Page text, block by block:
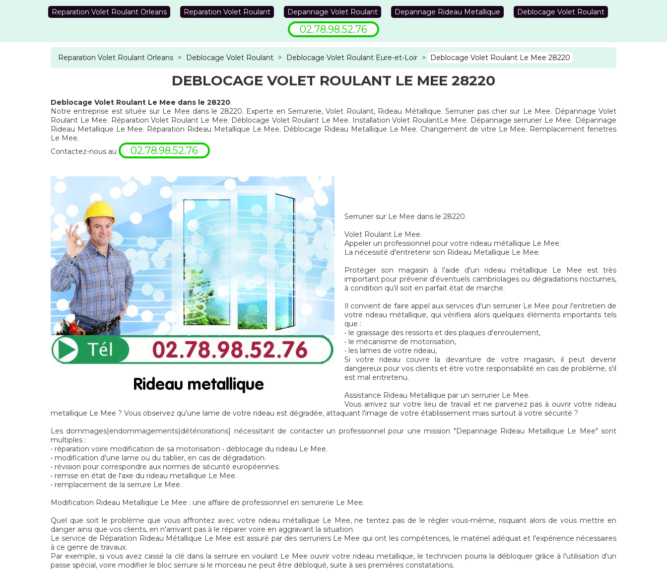
Reparation Volet Roulant Orleans Reparation Volet Roulant Depannage Volet Roulant Depannage Rideau Metallique Deblocage Volet Roulant
02.78.98.52.76
Reparation Volet Roulant Orleans > Deblocage Volet Roulant > Deblocage Volet Roulant Eure-et-Loir > Deblocage Volet Roulant Le Mee 28220
DEBLOCAGE VOLET ROULANT LE MEE 28220
Deblocage Volet Roulant Le Mee dans le 28220.
Notre entreprise est située sur Le Mee dans le 28220. Experte en Serrurerie, Volet Roulant, Rideau Métallique. Serrurier pas cher sur Le Mee. Dépannage Volet
Roulant Le Mee. Réparation Volet Roulant Le Mee. Déblocage Volet Roulant Le Mee. Installation Volet RoulantLe Mee. Dépannage serrurier Le Mee. Dépannage
Rideau Metallique Le Mee. Réparation Rideau Metallique Le Mee. Déblocage Rideau Metallique Le Mee. Changement de vitre Le Mee. Remplacement fenetres
Le Mee.
Contactez-nous au
02.78.98.52.76
Serrurier sur Le Mee dans le 28220.
Volet Roulant Le Mee.
Appeler un professionnel pour votre rideau métallique Le Mee.
La nécessité d'entretenir son Rideau Metallique Le Mee.
Protéger son magasin à l'aide d'un rideau métallique Le Mee est très
important pour prévenir d'éventuels cambriolages ou dégradations nocturnes,
à condition qu'il soit en parfait état de marche.
Il convient de faire appel aux services d'un serrurier Le Mee pour l'entretien de
votre rideau métallique, qui vérifiera alors quelques éléments importants tels
que :
• le graissage des ressorts et des plaques d'enroulement,
• le mécanisme de motorisation,
• les lames de votre rideau,
Si votre rideau couvre la devanture de votre magasin, il peut devenir
dangereux pour vos clients et être votre responsabilité en cas de problème, s'il
est mal entretenu.
Assistance Rideau Metallique par un serrurier Le Mee.
Vous arrivez sur votre lieu de travail et ne parvenez pas à ouvrir votre rideau
metallique Le Mee ? Vous observez qu'une lame de votre rideau est dégradée, attaquant l'image de votre établissement mais surtout à votre sécurité ?
Les dommages|endommagements|détériorations] nécessitant de contacter un professionnel pour une mission "Depannage Rideau Metallique Le Mee" sont
multiples :
• réparation voire modification de sa motorisation • déblocage du rideau Le Mee.
• modification d'une lame ou du tablier, en cas de dégradation.
• révision pour correspondre aux normes de sécurité européennes.
• remise en état de l'axe du rideau metallique Le Mee.
• remplacement de la serrure Le Mee.
Modification Rideau Metallique Le Mee : une affaire de professionnel en serrurerie Le Mee.
Quel que soit le problème que vous affrontez avec votre rideau métallique Le Mee, ne tentez pas de le régler vous-même, risquant alors de vous mettre en
danger ainsi que vos clients, en n'arrivant pas à le réparer voire en aggravant la situation.
Le service de Réparation Rideau Métallique Le Mee est assuré par des serruriers Le Mee qui ont les compétences, le matériel adéquat et l'expérience nécessaires
à ce genre de travaux.
Par exemple, si vous avez cassé la clé dans la serrure en voulant Le Mee ouvrir votre rideau metallique, le technicien pourra la débloquer grâce à l'utilisation d'un
passe spécial, voire modifier le bloc serrure si le morceau ne peut être débloqué, suite à ses premières constatations.